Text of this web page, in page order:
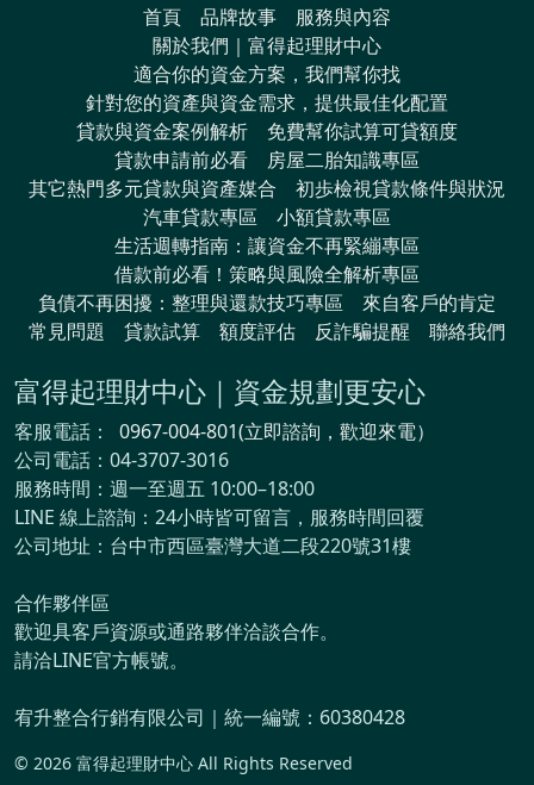
首頁 品牌故事
服務與內容
關於我們｜富得起理財中心
適合你的資金方案，我們幫你找
針對您的資產與資金需求，提供最佳化配置
貸款與資金案例解析
免費幫你試算可貸額度
貸款申請前必看
房屋二胎知識專區
其它熱門多元貸款與資產媒合
初歩檢視貸款條件與狀況
汽車貸款專區
小額貸款專區
生活週轉指南：讓資金不再緊繃專區
借款前必看！策略與風險全解析專區
負債不再困擾：整理與還款技巧專區
來自客戶的肯定
常見問題
貸款試算 額度評估 反詐騙提醒 聯絡我們
富得起理財中心｜資金規劃更安心
客服電話：
0967-004-801(立即諮詢，歡迎來電）
公司電話：04-3707-3016
服務時間：週一至週五 10:00–18:00
LINE 線上諮詢：24小時皆可留言，服務時間回覆
公司地址：台中市西區臺灣大道二段220號31樓
合作夥伴區
歡迎具客戶資源或通路夥伴洽談合作。
請洽LINE官方帳號。
宥升整合行銷有限公司｜統一編號：60380428
© 2026 富得起理財中心 All Rights Reserved